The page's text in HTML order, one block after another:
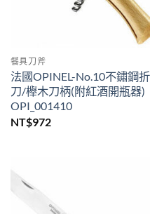
餐具刀斧
法國OPINEL-No.10不鏽鋼折
刀/櫸木刀柄(附紅酒開瓶器)
OPI_001410
NT$972